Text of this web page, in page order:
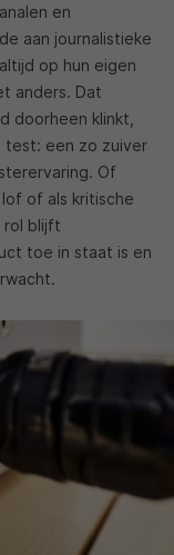
en
aan journalistieke
op hun eigen
anders. Dat
doorheen klinkt,
test: een zo zuiver
Of
of als kritische
rol blijft
toe in staat is en